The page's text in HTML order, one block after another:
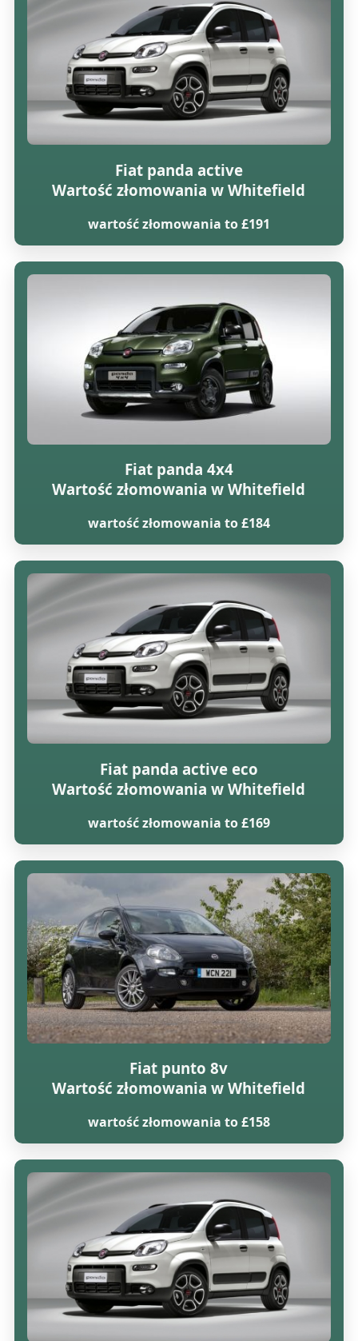
Fiat panda active
Wartość złomowania w Whitefield
wartość złomowania to £191
Fiat panda 4x4
Wartość złomowania w Whitefield
wartość złomowania to £184
Fiat panda active eco
Wartość złomowania w Whitefield
wartość złomowania to £169
Fiat punto 8v
Wartość złomowania w Whitefield
wartość złomowania to £158